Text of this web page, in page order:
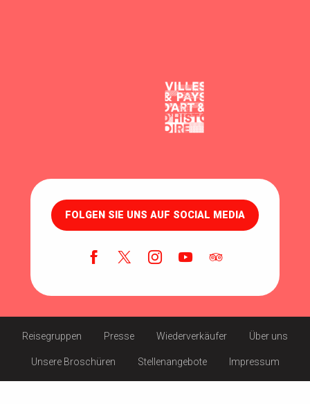
FOLGEN SIE UNS AUF SOCIAL MEDIA
Reisegruppen Presse Wiederverkäufer Über uns
Unsere Broschüren Stellenangebote Impressum